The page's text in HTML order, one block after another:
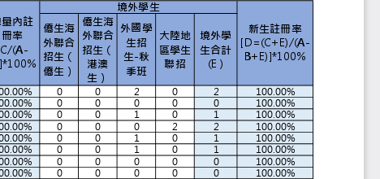
僑生海
外聯合
招生（
僑生）
僑生海
外聯合
招生（
港澳
生）
外國學
生招
生-秋
季班
大陸地
區學生
聯招
境外學
生合計
(E )
0 0 2 0 2
100.00%
0 0 0 0 0
100.00%
0 0 1 0 1
100.00%
0 0 0 2 2
100.00%
0 0 1 0 1
100.00%
0 0 1 0 1
100.00%
0 0 0 0 0
100.00%
0 0 0 0 0
100.00%
境外學生
新生註冊率
[D=(C+E)/(A-
B+E)]*100%
量內註
冊率
[C/(A-